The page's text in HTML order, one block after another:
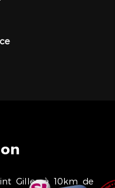
Gilles à 10km de